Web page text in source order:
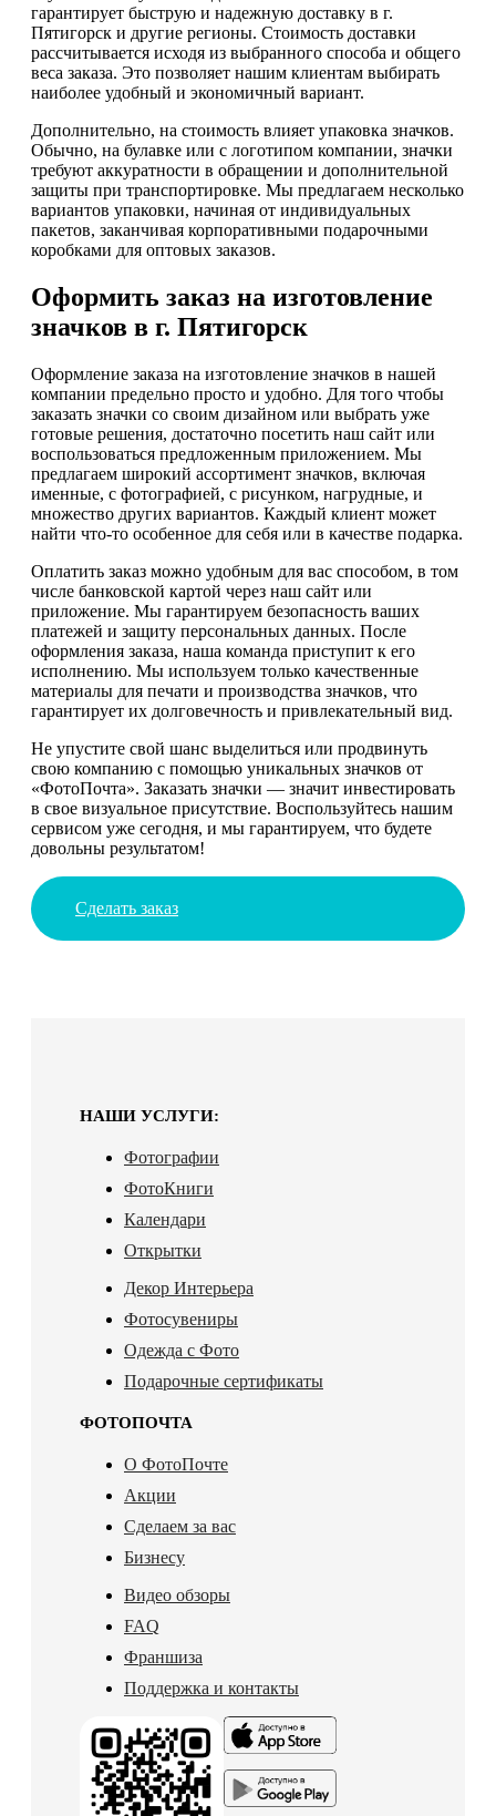
гарантирует быструю и надежную доставку в г.
Пятигорск и другие регионы. Стоимость доставки
рассчитывается исходя из выбранного способа и общего
веса заказа. Это позволяет нашим клиентам выбирать
наиболее удобный и экономичный вариант.
Дополнительно, на стоимость влияет упаковка значков.
Обычно, на булавке или с логотипом компании, значки
требуют аккуратности в обращении и дополнительной
защиты при транспортировке. Мы предлагаем несколько
вариантов упаковки, начиная от индивидуальных
пакетов, заканчивая корпоративными подарочными
коробками для оптовых заказов.
Оформить заказ на изготовление
значков в г. Пятигорск
Оформление заказа на изготовление значков в нашей
компании предельно просто и удобно. Для того чтобы
заказать значки со своим дизайном или выбрать уже
готовые решения, достаточно посетить наш сайт или
воспользоваться предложенным приложением. Мы
предлагаем широкий ассортимент значков, включая
именные, с фотографией, с рисунком, нагрудные, и
множество других вариантов. Каждый клиент может
найти что-то особенное для себя или в качестве подарка.
Оплатить заказ можно удобным для вас способом, в том
числе банковской картой через наш сайт или
приложение. Мы гарантируем безопасность ваших
платежей и защиту персональных данных. После
оформления заказа, наша команда приступит к его
исполнению. Мы используем только качественные
материалы для печати и производства значков, что
гарантирует их долговечность и привлекательный вид.
Не упустите свой шанс выделиться или продвинуть
свою компанию с помощью уникальных значков от
«ФотоПочта». Заказать значки — значит инвестировать
в свое визуальное присутствие. Воспользуйтесь нашим
сервисом уже сегодня, и мы гарантируем, что будете
довольны результатом!
Сделать заказ
НАШИ УСЛУГИ:
Фотографии
ФотоКниги
Календари
Открытки
Декор Интерьера
Фотосувениры
Одежда с Фото
Подарочные сертификаты
ФОТОПОЧТА
О ФотоПочте
Акции
Сделаем за вас
Бизнесу
Видео обзоры
FAQ
Франшиза
Поддержка и контакты